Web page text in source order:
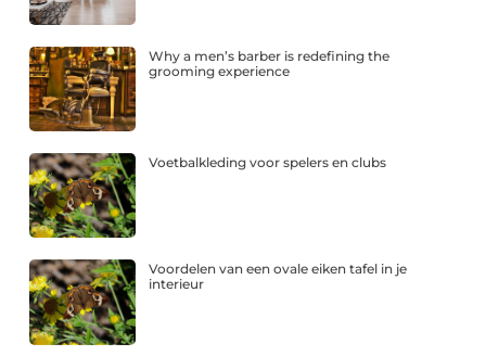
Why a men’s barber is redefining the
grooming experience
Voetbalkleding voor spelers en clubs
Voordelen van een ovale eiken tafel in je
interieur